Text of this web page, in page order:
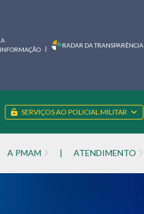
INFORMAÇÃO
| RADAR DA TRANSPARÊNCIA
SERVIÇOS AO POLICIAL MILITAR
A PMAM | ATENDIMENTO